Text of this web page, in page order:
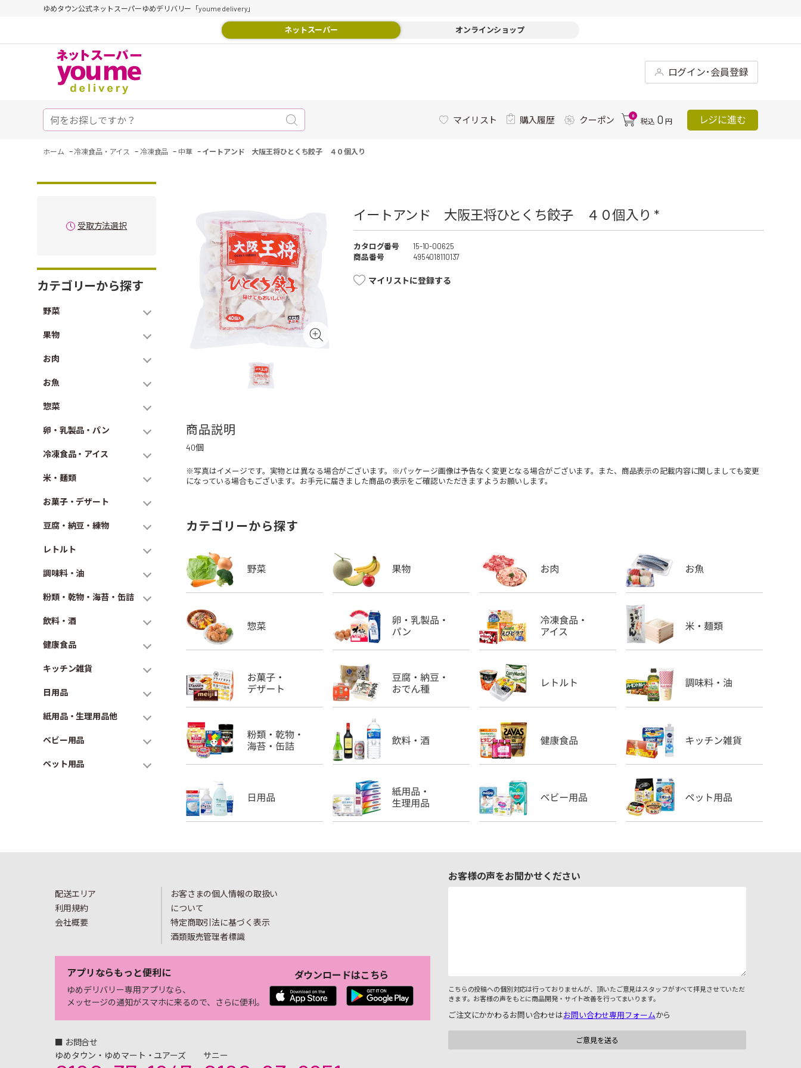
ゆめタウン公式ネットスーパーゆめデリバリー「youme delivery」
ネットスーパー オンラインショップ
ログイン･会員登録
マイリスト 購入履歴 クーポン 0
税込 0 円 レジに進む
ホーム - 冷凍食品・アイス - 冷凍食品 - 中華 - イートアンド 大阪王将ひとくち餃子 ４０個入り
受取方法選択
カテゴリーから探す
野菜
果物
お肉
お魚
惣菜
卵・乳製品・パン
冷凍食品・アイス
米・麺類
お菓子・デザート
豆腐・納豆・練物
レトルト
調味料・油
粉類・乾物・海苔・缶詰
飲料・酒
健康食品
キッチン雑貨
日用品
紙用品・生理用品他
ベビー用品
ペット用品
イートアンド 大阪王将ひとくち餃子 ４０個入り *
カタログ番号
15-10-00625
商品番号
4954018110137
マイリストに登録する
商品説明
40個
※写真はイメージです。実物とは異なる場合がございます。※パッケージ画像は予告なく変更となる場合がございます。また、商品表示の記載内容に関しましても変更
になっている場合もございます。お手元に届きました商品の表示をご確認いただきますようお願いします。
カテゴリーから探す
配送エリア
利用規約
会社概要
お客さまの個人情報の取扱い
について
特定商取引法に基づく表示
酒類販売管理者標識
アプリならもっと便利に
ゆめデリバリー専用アプリなら、
メッセージの通知がスマホに来るので、さらに便利。
ダウンロードはこちら
■ お問合せ
ゆめタウン・ゆめマート・ユアーズ
サニー
お客様の声をお聞かせください
こちらの投稿への個別対応は行っておりませんが、頂いたご意見はスタッフがすべて拝見させていただ
きます。お客様の声をもとに商品開発・サイト改善を行ってまいります。
ご注文にかかわるお問い合わせはお問い合わせ専用フォームから